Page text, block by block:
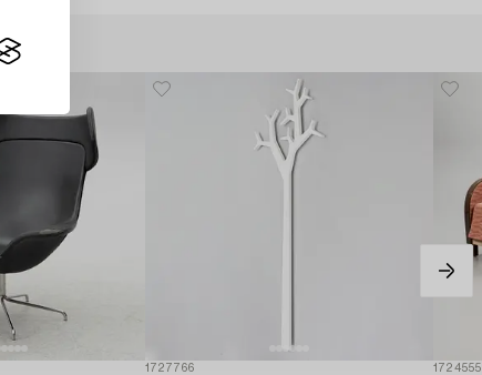
1727766 1724555